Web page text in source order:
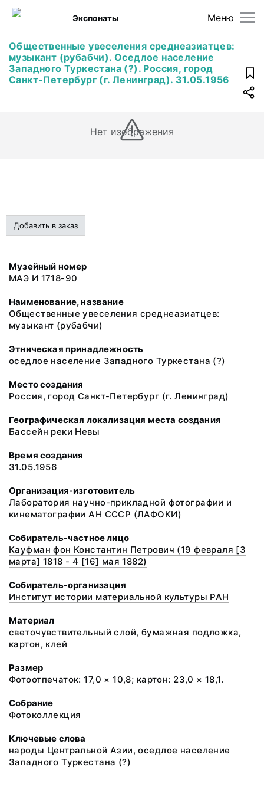
Меню
Экспонаты
Общественные увеселения среднеазиатцев:
музыкант (рубабчи). Оседлое население
Западного Туркестана (?). Россия, город
Санкт-Петербург (г. Ленинград). 31.05.1956
Нет изображения
Добавить в заказ
Музейный номер
МАЭ И 1718-90
Наименование, название
Общественные увеселения среднеазиатцев:
музыкант (рубабчи)
Этническая принадлежность
оседлое население Западного Туркестана (?)
Место создания
Россия, город Санкт-Петербург (г. Ленинград)
Географическая локализация места создания
Бассейн реки Невы
Время создания
31.05.1956
Организация-изготовитель
Лаборатория научно-прикладной фотографии и
кинематографии АН СССР (ЛАФОКИ)
Собиратель-частное лицо
Кауфман фон Константин Петрович (19 февраля [3
марта] 1818 - 4 [16] мая 1882)
Собиратель-организация
Институт истории материальной культуры РАН
Материал
светочувствительный слой, бумажная подложка,
картон, клей
Размер
Фотоотпечаток: 17,0 × 10,8; картон: 23,0 × 18,1.
Собрание
Фотоколлекция
Ключевые слова
народы Центральной Азии, оседлое население
Западного Туркестана (?)